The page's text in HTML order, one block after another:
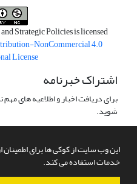
این وب سایت از کوکی ها برای اطمینان
خدمات استفاده می کند.
Strategic Policies is licensed
NonCommercial 4.0
License
اشتراک خبرنامه
برای دریافت اخبار و اطلاعیه های
شوید.